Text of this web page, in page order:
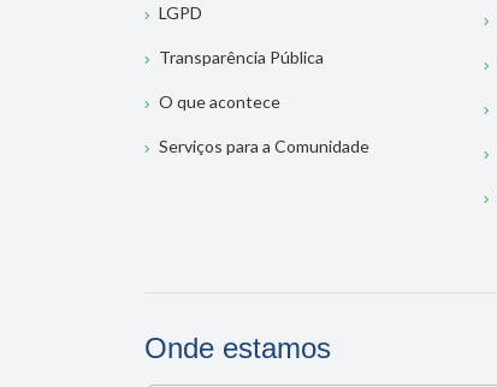
LGPD
Transparência Pública
O que acontece
Serviços para a Comunidade
Onde estamos